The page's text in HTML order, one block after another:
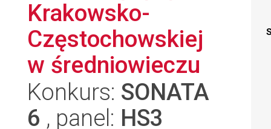
Krakowsko-
Częstochowskiej
w średniowieczu
Konkurs: SONATA
6 , panel: HS3